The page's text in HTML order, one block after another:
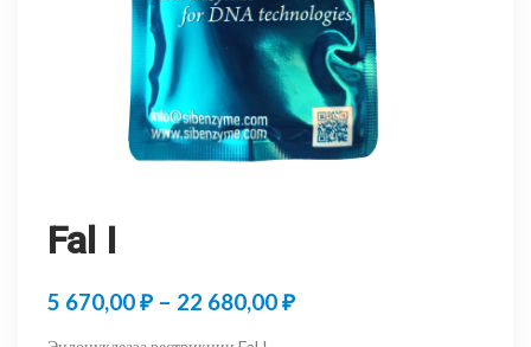
Fal I
5 670,00₽ – 22 680,00₽Диапазон